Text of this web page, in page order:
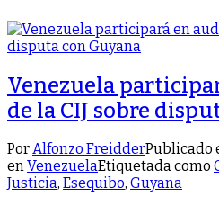
Venezuela
de la CIJ sobre
PorAlfonzo FreidderPublicado
enVenezuelaEtiquetada como
Justicia, Esequibo, Guyana